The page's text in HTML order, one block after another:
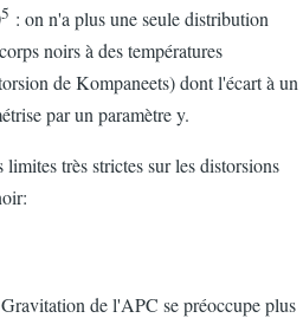
5 : on n'a plus une seule distribution
noirs à des températures
de Kompaneets) dont l'écart à un
par un paramètre y.
très strictes sur les distorsions
de l'APC se préoccupe plus